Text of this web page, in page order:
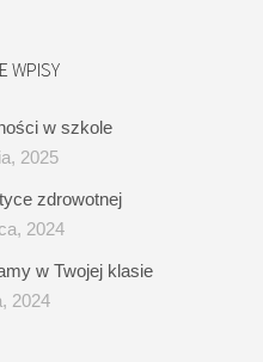
WPISY
w szkole
2025
zdrowotnej
2024
w Twojej klasie
2024